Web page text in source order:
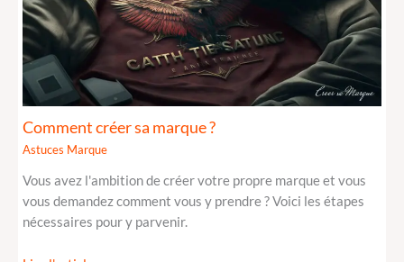
Comment créer sa marque ?
Astuces Marque
Vous avez l'ambition de créer votre propre marque et vous
vous demandez comment vous y prendre ? Voici les étapes
nécessaires pour y parvenir.